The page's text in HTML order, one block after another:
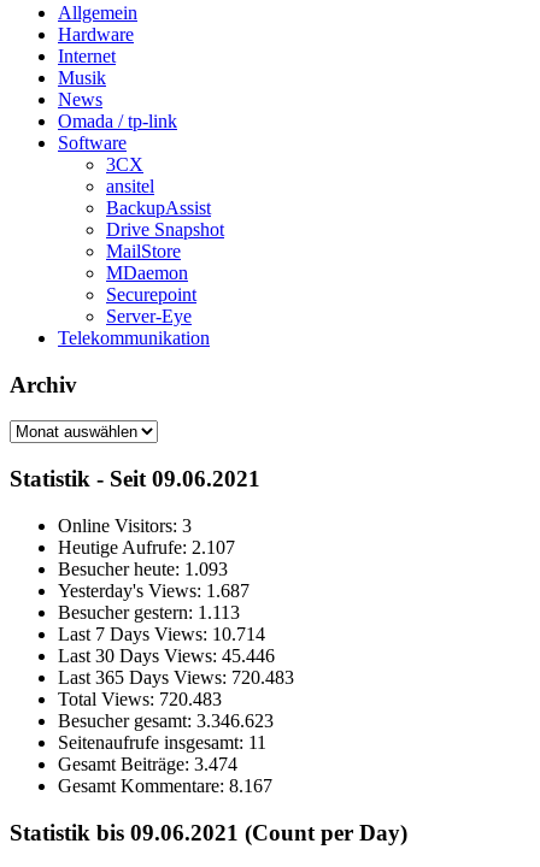
Allgemein
Hardware
Internet
Musik
News
Omada / tp-link
Software
3CX
ansitel
BackupAssist
Drive Snapshot
MailStore
MDaemon
Securepoint
Server-Eye
Telekommunikation
Archiv
Archiv
Statistik - Seit 09.06.2021
Online Visitors: 3
Heutige Aufrufe: 2.107
Besucher heute: 1.093
Yesterday's Views: 1.687
Besucher gestern: 1.113
Last 7 Days Views: 10.714
Last 30 Days Views: 45.446
Last 365 Days Views: 720.483
Total Views: 720.483
Besucher gesamt: 3.346.623
Seitenaufrufe insgesamt: 11
Gesamt Beiträge: 3.474
Gesamt Kommentare: 8.167
Statistik bis 09.06.2021 (Count per Day)